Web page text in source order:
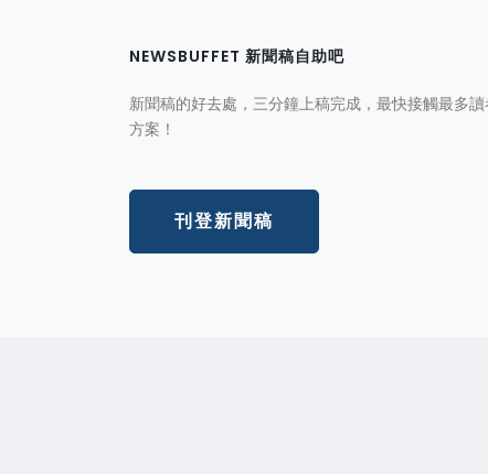
NEWSBUFFET 新聞稿自助吧
新聞稿的好去處，三分鐘上稿完成，最快接觸最多讀
方案！
刊登新聞稿